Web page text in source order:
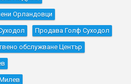
Орландовци
Продава Голф Суходол
обслужване Център